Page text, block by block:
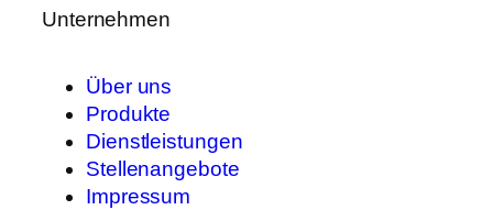
Unternehmen
Über uns
Produkte
Dienstleistungen
Stellenangebote
Impressum